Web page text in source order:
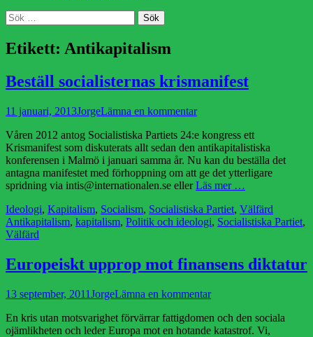
Sök
Sök
efter:
Etikett: Antikapitalism
Beställ socialisternas krismanifest
Publicerad
11 januari, 2013Författare
JorgeLämna en kommentar
Våren 2012 antog Socialistiska Partiets 24:e kongress ett
Krismanifest som diskuterats allt sedan den antikapitalistiska
konferensen i Malmö i januari samma år. Nu kan du beställa det
antagna manifestet med förhoppning om att ge det ytterligare
spridning via intis@internationalen.se ellerLäs mer …
Kategorier
Ideologi, Kapitalism, Socialism, Socialistiska Partiet, Välfärd
Antikapitalism, kapitalism, Politik och ideologi, Socialistiska Partiet,
Välfärd
Europeiskt upprop mot finansens diktatur
Publicerad
13 september, 2011 Författare
JorgeLämna en kommentar
En kris utan motsvarighet förvärrar fattigdomen och den sociala
ojämlikheten och leder Europa mot en hotande katastrof. Vi,